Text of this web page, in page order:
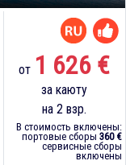
от 1 626 €
за каюту
на 2 взр.
В стоимость включены:
портовые сборы 360 €
сервисные сборы
включены